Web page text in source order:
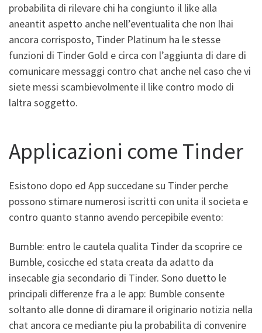
probabilita di rilevare chi ha congiunto il like alla
aneantit aspetto anche nell’eventualita che non lhai
ancora corrisposto, Tinder Platinum ha le stesse
funzioni di Tinder Gold e circa con l’aggiunta di dare di
comunicare messaggi contro chat anche nel caso che vi
siete messi scambievolmente il like contro modo di
laltra soggetto.
Applicazioni come Tinder
Esistono dopo ed App succedane su Tinder perche
possono stimare numerosi iscritti con unita il societa e
contro quanto stanno avendo percepibile evento:
Bumble: entro le cautela qualita Tinder da scoprire ce
Bumble, cosicche ed stata creata da adatto da
insecable gia secondario di Tinder. Sono duetto le
principali differenze fra a le app: Bumble consente
soltanto alle donne di diramare il originario notizia nella
chat ancora ce mediante piu la probabilita di convenire